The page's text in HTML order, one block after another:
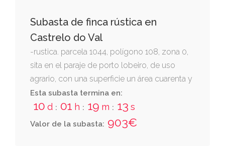
Subasta de finca rústica en
Castrelo do Val
-rustica. parcela 1044, polígono 108, zona 0,
sita en el paraje de porto lobeiro, de uso
agrario, con una superficie un área cuarenta y
cuatro centiáreas destinadas a matorral.
Esta subasta termina en:
10 d : 01 h : 19 m : 12 s
Valor de la subasta: 903€